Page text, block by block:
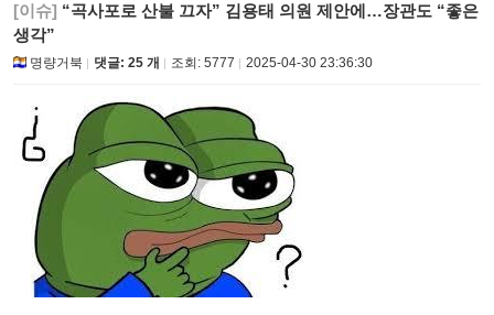
[이슈] “곡사포로 산불 끄자” 김용태 의원 제안에…장관도 “좋은
생각”
명량거북 댓글: 25 개 조회: 5777 2025-04-30 23:36:30